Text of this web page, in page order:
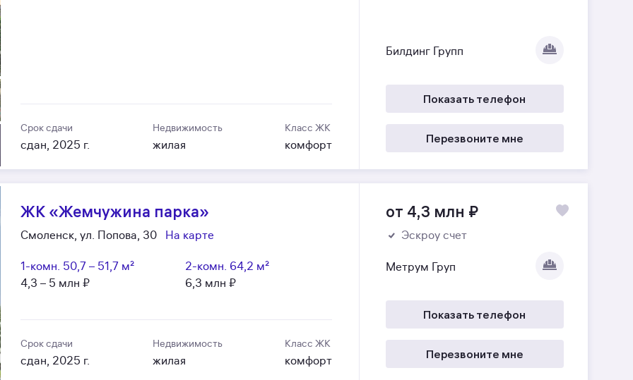
Срок сдачи
сдан, 2025 г.
Недвижимость
жилая
Класс ЖК
комфорт
Билдинг Групп
Показать телефон
Перезвоните мне
ЖК «Жемчужина парка»
Смоленск, ул. Попова, 30 На карте
1-комн. 50,7 – 51,7 м²
4,3 – 5 млн ₽
2-комн. 64,2 м²
6,3 млн ₽
Срок сдачи
сдан, 2025 г.
Недвижимость
жилая
Класс ЖК
комфорт
от 4,3 млн ₽
Эскроу счет
Метрум Груп
Показать телефон
Перезвоните мне